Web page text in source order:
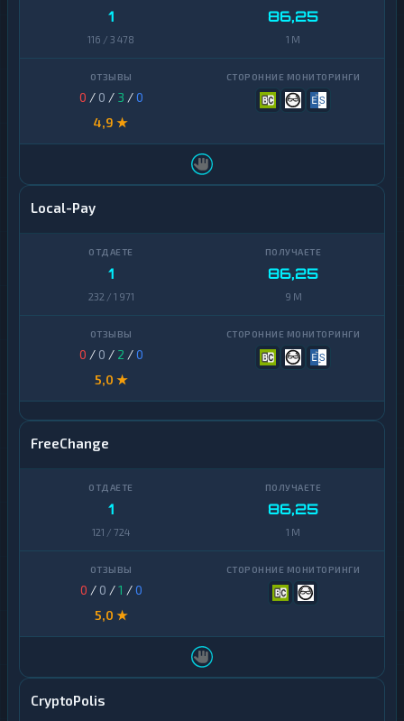
1
116 / 3 478
86,25
1 M
0 / 0 / 3 /0
4,9 ★
Local-Pay
1
232 / 1 971
86,25
9 M
0 / 0 / 2 /0
5,0 ★
FreeChange
1
121 / 724
86,25
1 M
0 / 0 /1 /0
5,0 ★
CryptoPolis